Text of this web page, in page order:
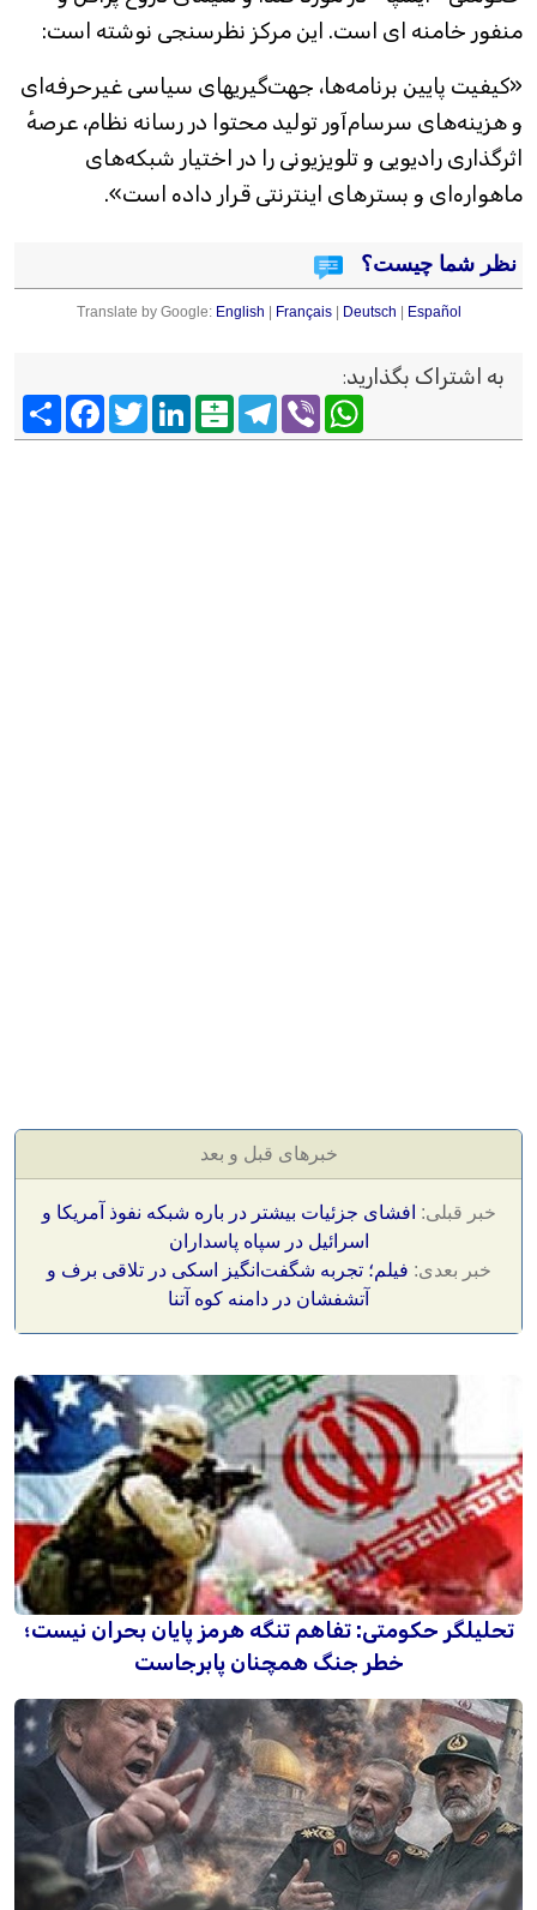
منفور خامنه ای است. این مرکز نظرسنجی نوشته است:
«کیفیت پایین برنامه‌ها، جهت‌گیریهای سیاسی غیرحرفه‌ای
و هزینه‌های سرسام‌آور تولید محتوا در رسانه نظام، عرصهٔ
اثرگذاری رادیویی و تلویزیونی را در اختیار شبکه‌های
ماهواره‌ای و بسترهای اینترنتی قرار داده است».
نظر شما چیست؟
Translate by Google: English Français| Deutsch Español
به اشتراک بگذارید:
FacebookTwitter
LinkedInBalatarin
TelegramViber
WhatsApp
خبرهای قبل و بعد
خبر قبلی: افشای جزئیات بیشتر در باره شبکه نفوذ آمریکا و
اسرائیل در سپاه پاسداران
خبر بعدی: فیلم؛ تجربه شگفت‌انگیز اسکی در تلاقی برف و
آتشفشان در دامنه کوه آتنا
تحلیلگر حکومتی: تفاهم تنگه هرمز پایان بحران نیست؛
خطر جنگ همچنان پابرجاست